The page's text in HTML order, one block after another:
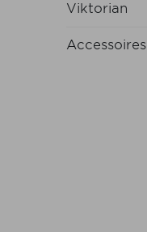
Viktorian
Accessoires